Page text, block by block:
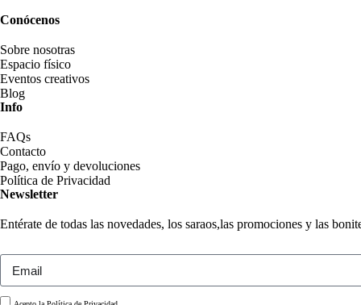
Conócenos
Sobre nosotras
Espacio físico
Eventos creativos
Blog
Info
FAQs
Contacto
Pago, envío y devoluciones
Política de Privacidad
Newsletter
Entérate de todas las novedades, los saraos,las promociones y las